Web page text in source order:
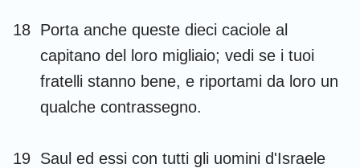
18 Porta anche queste dieci caciole al
capitano del loro migliaio; vedi se i tuoi
fratelli stanno bene, e riportami da loro un
qualche contrassegno.
19 Saul ed essi con tutti gli uomini d'Israele